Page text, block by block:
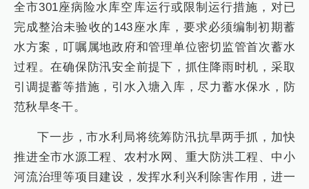
全市301座病险水库空库运行或限制运行措施，对已
完成整治未验收的143座水库，要求必须编制初期蓄
水方案，叮嘱属地政府和管理单位密切监管首次蓄水
过程。在确保防汛安全前提下，抓住降雨时机，采取
引调提蓄等措施，引水入塘入库，尽力蓄水保水，防
范秋旱冬干。
下一步，市水利局将统筹防汛抗旱两手抓，加快
推进全市水源工程、农村水网、重大防洪工程、中小
河流治理等项目建设，发挥水利兴利除害作用，进一